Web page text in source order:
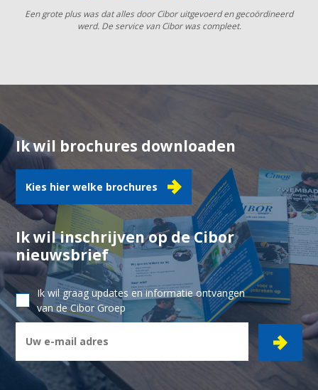
Een grote plus was dat alles door Cibor uitgevoerd en gecoördineerd
werd. De service van Cibor was compleet.
Ik wil brochures downloaden
Kies hier welke brochures
Ik wil inschrijven op de Cibor
nieuwsbrief
Ik wil graag updates en informatie ontvangen
van de Cibor Groep